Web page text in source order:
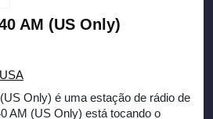
AM (US Only)
USA
Only) é uma estação de rádio de
AM (US Only) está tocando o